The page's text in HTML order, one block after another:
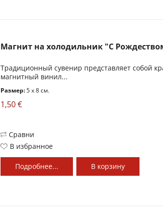
Магнит на холодильник "С
Традиционный сувенир представляет собой
магнитный винил...
Размер:5 x 8 см.
1,50 €
Сравни
В избранное
Подробнее... В корзину